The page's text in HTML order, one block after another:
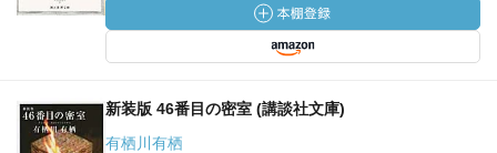
新装版 46番目の密室 (講談社文庫)
有栖川有栖